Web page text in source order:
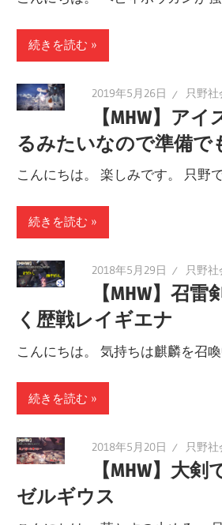
続きを読む
2019年5月26日 只野社
【MHW】ア
るみたいなので準備で
こんにちは。 楽しみです。 只野で
続きを読む
2018年5月29日 只野社
【MHW】召
く歴戦レイギエナ
こんにちは。 気持ちは麒麟を召
続きを読む
2018年5月20日 只野社
【MHW】大
ゼルギウス